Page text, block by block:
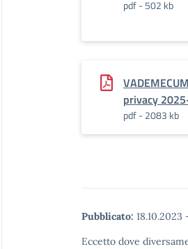
pdf - 502 kb
privacy
pdf - 2083 kb
Pubblicato: 18.10.2023
Eccetto dove